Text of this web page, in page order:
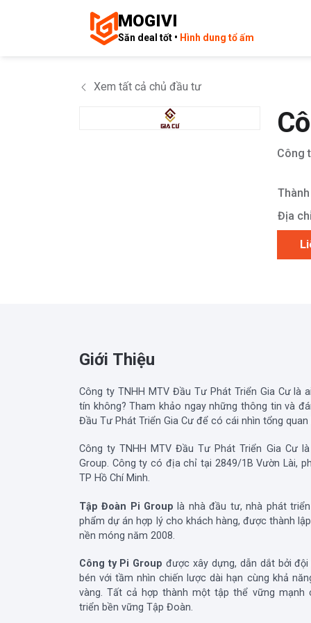
MOGIVI
Săn deal tốt • Hình dung tổ ấm
Xem tất cả chủ đầu tư
Công
Địa
Giới Thiệu
Công ty TNHH MTV Đầu Tư Phát Triển Gia Cư là
tín không? Tham khảo ngay những thông tin và
Đầu Tư Phát Triển Gia Cư để có cái nhìn tổng
Công ty TNHH MTV Đầu Tư Phát Triển Gia Cư
Group. Công ty có địa chỉ tại 2849/1B Vườn Lài,
TP Hồ Chí Minh.
Tập Đoàn Pi Group là nhà đầu tư, nhà phát
phẩm dự án hợp lý cho khách hàng, được thành
nền móng năm 2008.
Công ty Pi Group được xây dựng, dẫn dắt bởi
bén với tầm nhìn chiến lược dài hạn cùng khả
vàng. Tất cả hợp thành một tập thể vững mạnh
triển bền vững Tập Đoàn.